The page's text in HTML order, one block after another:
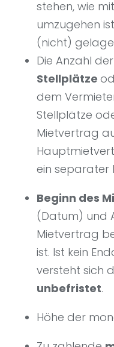
stehen, wie
umzugehen
(nicht)
Die Anzahl
Stellplätze
dem
Stellplätze
Mietvertrag
ein separater
Beginn des
(Datum) und
Mietvertrag
ist. Ist kein
versteht sich
unbefristet.
Höhe der